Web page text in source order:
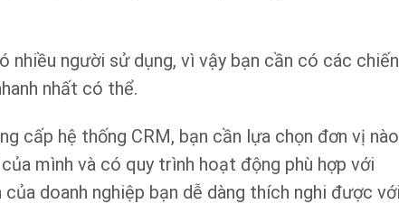
nhiều người sử dụng, vì vậy bạn cần có các chiến
nhất có thể.
cấp hệ thống CRM, bạn cần lựa chọn đơn vị nào
mình và có quy trình hoạt động phù hợp với
doanh nghiệp bạn dễ dàng thích nghi được với